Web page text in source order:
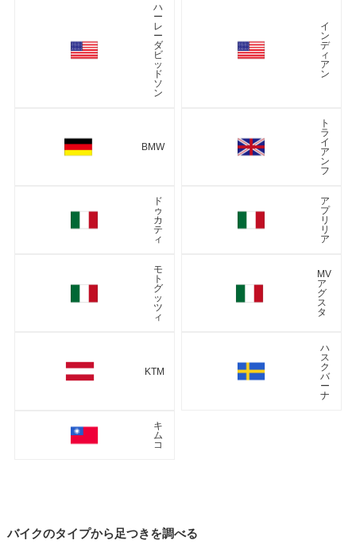
ハ
ー
レ
ー
ダ
ビ
ッ
ド
ソ
ン
イ
ン
デ
ィ
ア
ン
BMW
ト
ラ
イ
ア
ン
フ
ド
ゥ
カ
テ
ィ
ア
プ
リ
リ
ア
モ
ト
グ
ッ
ツ
ィ
MV
ア
グ
ス
タ
KTM
ハ
ス
ク
バ
ー
ナ
キ
ム
コ
バイクのタイプから足つきを調べる